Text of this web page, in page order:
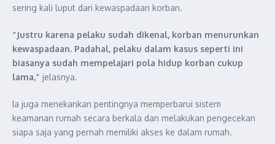
sering kali luput dari kewaspadaan korban.
“Justru karena pelaku sudah dikenal, korban menurunkan
kewaspadaan. Padahal, pelaku dalam kasus seperti ini
biasanya sudah mempelajari pola hidup korban cukup
lama,” jelasnya.
Ia juga menekankan pentingnya memperbarui sistem
keamanan rumah secara berkala dan melakukan pengecekan
siapa saja yang pernah memiliki akses ke dalam rumah.